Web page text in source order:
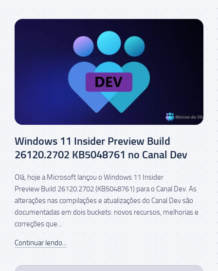
Windows 11 Insider Preview Build
26120.2702 KB5048761 no Canal Dev
Olá, hoje a Microsoft lançou o Windows 11 Insider
Preview Build 26120.2702 (KB5048761) para o Canal Dev. As
alterações nas compilações e atualizações do Canal Dev são
documentadas em dois buckets: novos recursos, melhorias e
correções que...
Continuar lendo...